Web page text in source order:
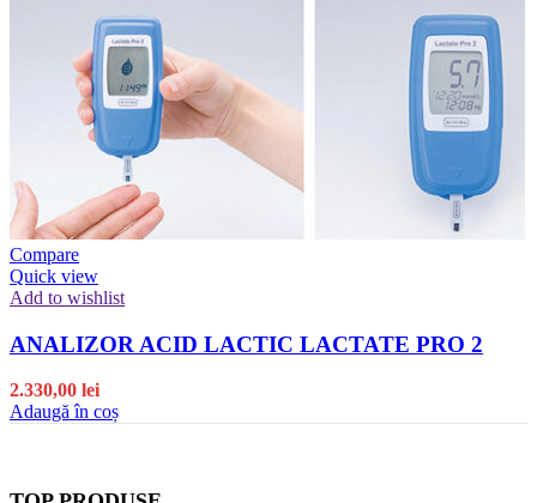
Compare
Quick view
Add to wishlist
ANALIZOR ACID LACTIC LACTATE PRO 2
2.330,00 lei
Adaugă în coș